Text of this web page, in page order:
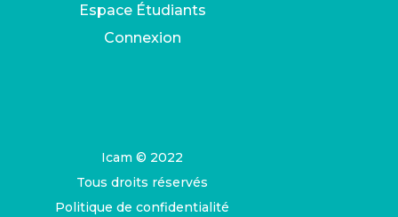
Espace Étudiants
Connexion
Icam © 2022
Tous droits réservés
Politique de confidentialité